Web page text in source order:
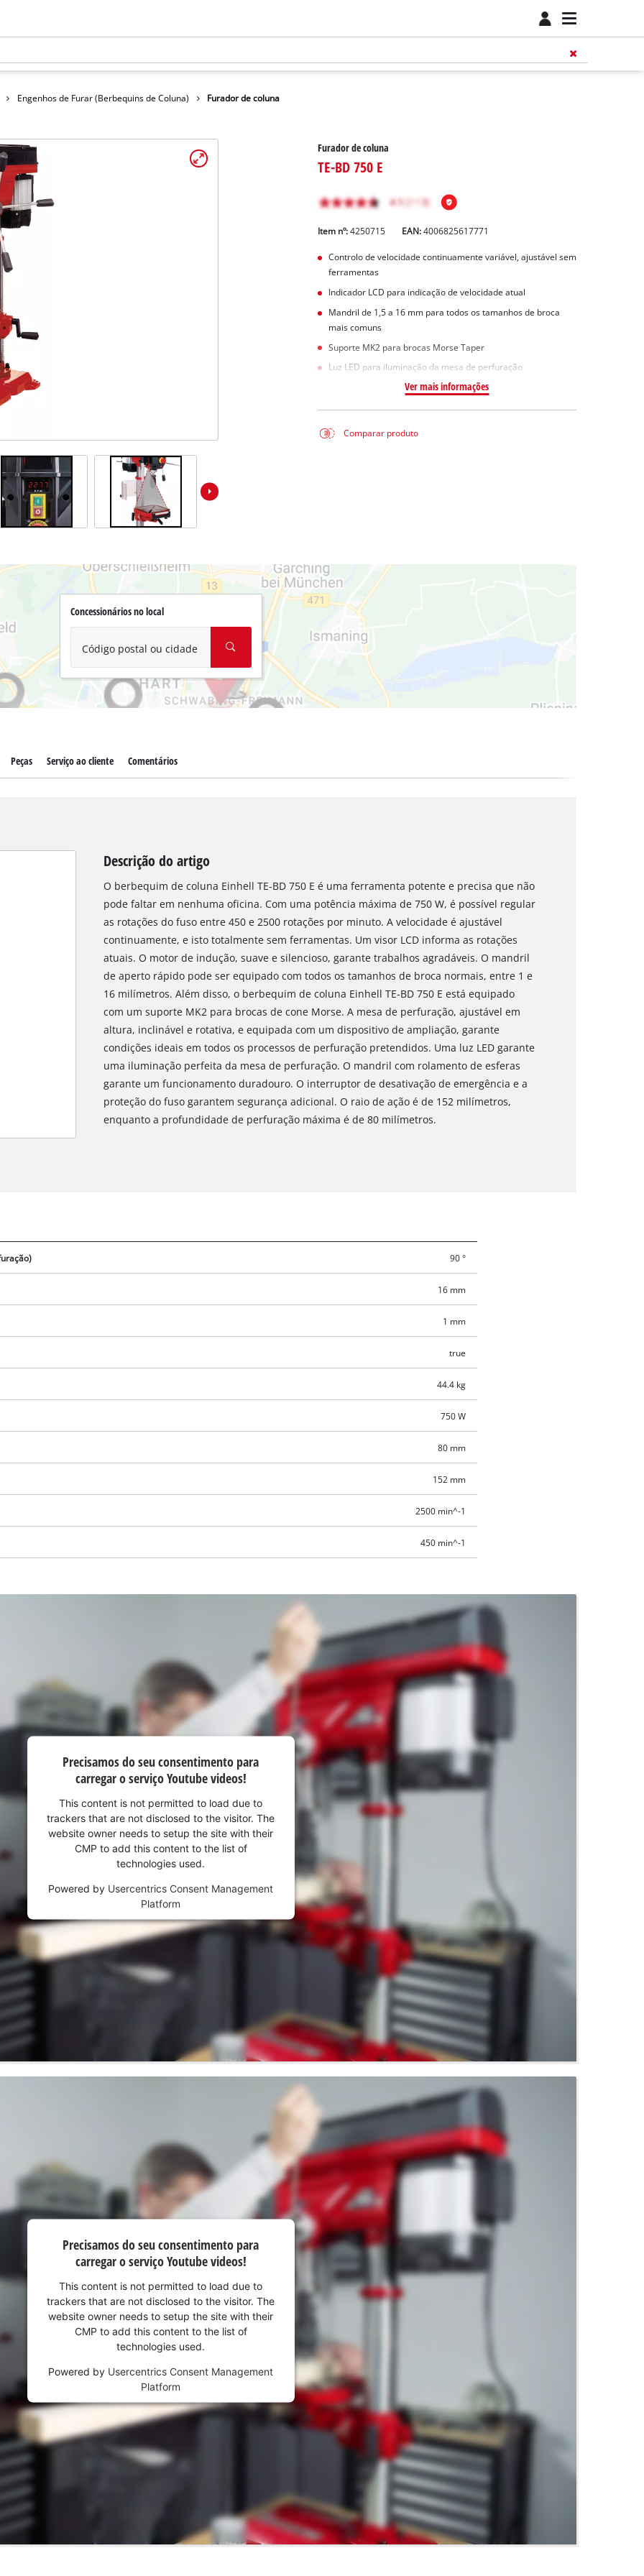
Engenhos de Furar (Berbequins de Coluna) Furador de coluna
Furador de coluna
TE-BD 750 E
Item nº: 4250715 EAN:4006825617771
Controlo de velocidade continuamente variável, ajustável sem
ferramentas
Indicador LCD para indicação de velocidade atual
Mandril de 1,5 a 16 mm para todos os tamanhos de broca
mais comuns
Suporte MK2 para brocas Morse Taper
Luz LED para iluminação da mesa de perfuração
Ver mais informações
Comparar produto
Concessionários no local
Código postal ou cidade
carregar o serviço Google Maps!
Usercentrics Consent
Management Platform
Peças Serviço ao cliente Comentários
Descrição do artigo
O berbequim de coluna Einhell TE-BD 750 E é uma ferramenta potente e precisa que não
pode faltar em nenhuma oficina. Com uma potência máxima de 750 W, é possível regular
as rotações do fuso entre 450 e 2500 rotações por minuto. A velocidade é ajustável
continuamente, e isto totalmente sem ferramentas. Um visor LCD informa as rotações
atuais. O motor de indução, suave e silencioso, garante trabalhos agradáveis. O mandril
de aperto rápido pode ser equipado com todos os tamanhos de broca normais, entre 1 e
16 milímetros. Além disso, o berbequim de coluna Einhell TE-BD 750 E está equipado
com um suporte MK2 para brocas de cone Morse. A mesa de perfuração, ajustável em
altura, inclinável e rotativa, e equipada com um dispositivo de ampliação, garante
condições ideais em todos os processos de perfuração pretendidos. Uma luz LED garante
uma iluminação perfeita da mesa de perfuração. O mandril com rolamento de esferas
garante um funcionamento duradouro. O interruptor de desativação de emergência e a
proteção do fuso garantem segurança adicional. O raio de ação é de 152 milímetros,
enquanto a profundidade de perfuração máxima é de 80 milímetros.
90 °
16 mm
1 mm
true
44.4 kg
750 W
80 mm
152 mm
2500 min^-1
450 min^-1
Precisamos do seu consentimento para
carregar o serviço Youtube videos!
This content is not permitted to load due to
trackers that are not disclosed to the visitor. The
website owner needs to setup the site with their
CMP to add this content to the list of
technologies used.
Powered by Usercentrics Consent Management
Platform
Precisamos do seu consentimento para
carregar o serviço Youtube videos!
This content is not permitted to load due to
trackers that are not disclosed to the visitor. The
website owner needs to setup the site with their
CMP to add this content to the list of
technologies used.
Powered by Usercentrics Consent Management
Platform